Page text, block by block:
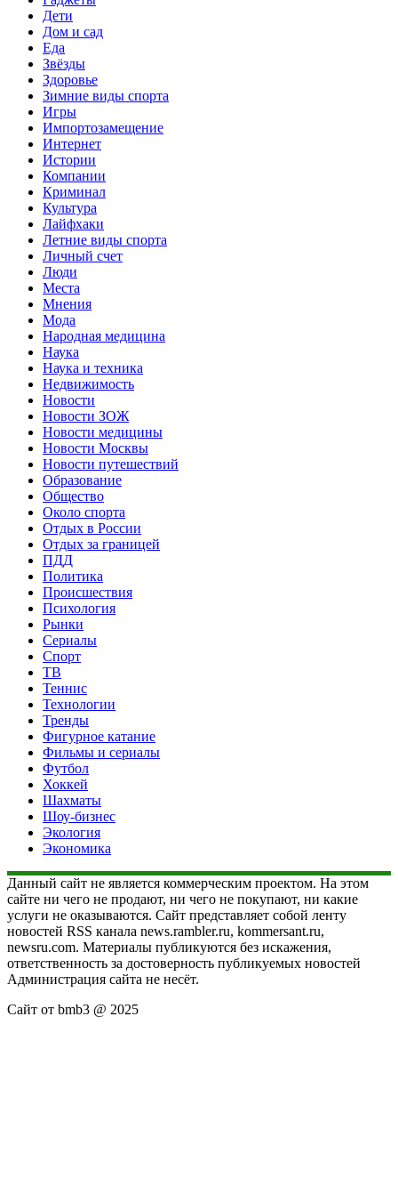
Дети
Дом и сад
Еда
Звёзды
Здоровье
Зимние виды спорта
Игры
Импортозамещение
Интернет
Истории
Компании
Криминал
Культура
Лайфхаки
Летние виды спорта
Личный счет
Люди
Места
Мнения
Мода
Народная медицина
Наука
Наука и техника
Недвижимость
Новости
Новости ЗОЖ
Новости медицины
Новости Москвы
Новости путешествий
Образование
Общество
Около спорта
Отдых в России
Отдых за границей
ПДД
Политика
Происшествия
Психология
Рынки
Сериалы
Спорт
ТВ
Теннис
Технологии
Тренды
Фигурное катание
Фильмы и сериалы
Футбол
Хоккей
Шахматы
Шоу-бизнес
Экология
Экономика
Данный сайт не является коммерческим проектом. На этом
сайте ни чего не продают, ни чего не покупают, ни какие
услуги не оказываются. Сайт представляет собой ленту
новостей RSS канала news.rambler.ru, kommersant.ru,
newsru.com. Материалы публикуются без искажения,
ответственность за достоверность публикуемых новостей
Администрация сайта не несёт.
Сайт от bmb3 @ 2025